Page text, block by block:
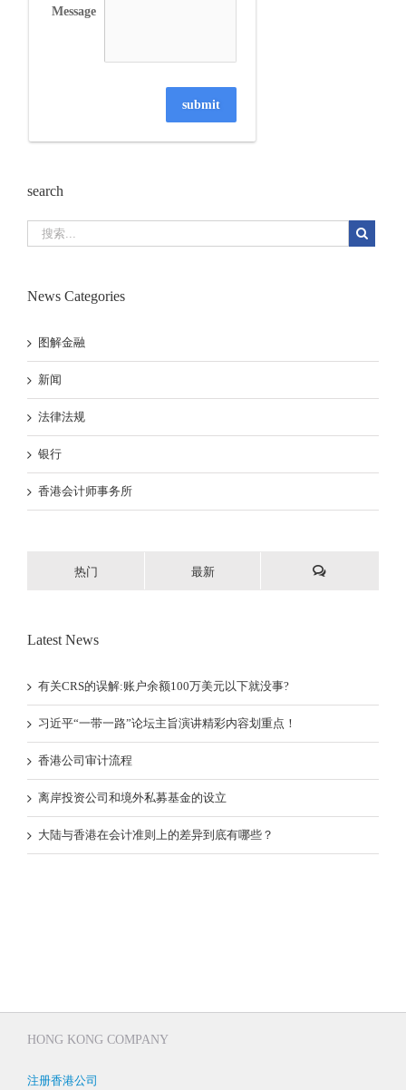
Message
submit
search
News Categories
图解金融
新闻
法律法规
银行
香港会计师事务所
热门 最新
Latest News
有关CRS的误解:账户余额100万美元以下就没事?
习近平“一带一路”论坛主旨演讲精彩内容划重点！
香港公司审计流程
离岸投资公司和境外私募基金的设立
大陆与香港在会计准则上的差异到底有哪些？
HONG KONG COMPANY
注册香港公司